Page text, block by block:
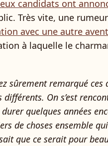
candidats ont
Très vite, une
avec une autre
à laquelle le
sûrement remarqué ces
On s’est
quelques années
de choses ensemble
que ce serait pour